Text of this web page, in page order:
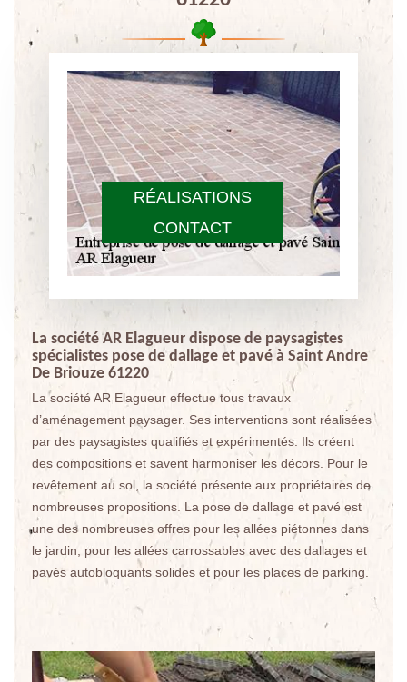
RÉALISATIONS
CONTACT
La société AR Elagueur dispose de paysagistes
spécialistes pose de dallage et pavé à Saint Andre
De Briouze 61220
La société AR Elagueur effectue tous travaux
d’aménagement paysager. Ses interventions sont réalisées
par des paysagistes qualifiés et expérimentés. Ils créent
des compositions et savent harmoniser les décors. Pour le
revêtement au sol, la société présente aux propriétaires de
nombreuses propositions. La pose de dallage et pavé est
une des nombreuses offres pour les allées piétonnes dans
le jardin, pour les allées carrossables avec des dallages et
pavés autobloquants solides et pour les places de parking.